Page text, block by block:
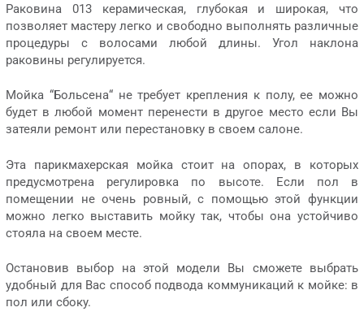
Раковина 013 керамическая, глубокая и широкая, что
позволяет мастеру легко и свободно выполнять различные
процедуры с волосами любой длины. Угол наклона
раковины регулируется.
Мойка “Больсена“ не требует крепления к полу, ее можно
будет в любой момент перенести в другое место если Вы
затеяли ремонт или перестановку в своем салоне.
Эта парикмахерская мойка стоит на опорах, в которых
предусмотрена регулировка по высоте. Если пол в
помещении не очень ровный, с помощью этой функции
можно легко выставить мойку так, чтобы она устойчиво
стояла на своем месте.
Остановив выбор на этой модели Вы сможете выбрать
удобный для Вас способ подвода коммуникаций к мойке: в
пол или сбоку.